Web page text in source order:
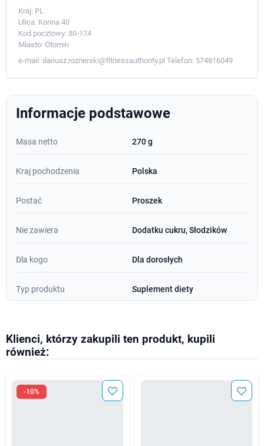
Kraj: PL
Ulica: Konna 40
Kod pocztowy: 80-174
Miasto: Otomin
e-mail: dariusz.roznerski@fitnessauthority.pl Telefon: 574816049
Informacje podstawowe
Masa netto 270 g
Kraj pochodzenia Polska
Postać Proszek
Nie zawiera Dodatku cukru, Słodzików
Dla kogo Dla dorosłych
Typ produktu Suplement diety
Klienci, którzy zakupili ten produkt, kupili
również:
-10%